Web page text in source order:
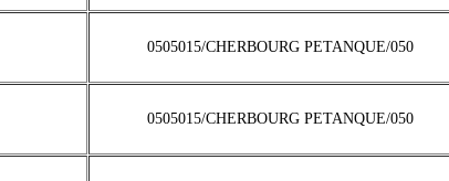
0505015/CHERBOURG PETANQUE/050
0505015/CHERBOURG PETANQUE/050